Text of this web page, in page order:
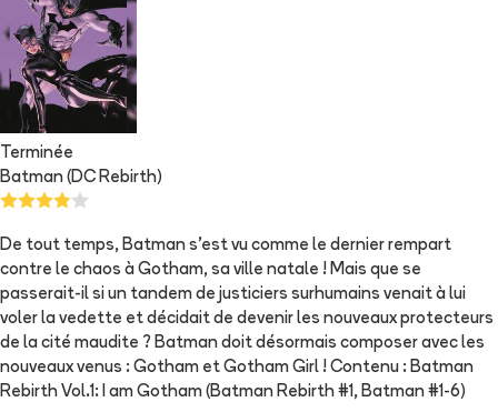
Terminée
Batman (DC Rebirth)
De tout temps, Batman s'est vu comme le dernier rempart
contre le chaos à Gotham, sa ville natale ! Mais que se
passerait-il si un tandem de justiciers surhumains venait à lui
voler la vedette et décidait de devenir les nouveaux protecteurs
de la cité maudite ? Batman doit désormais composer avec les
nouveaux venus : Gotham et Gotham Girl ! Contenu : Batman
Rebirth Vol.1: I am Gotham (Batman Rebirth #1, Batman #1-6)